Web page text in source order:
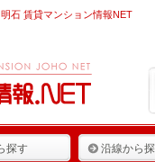
石 賃貸マンション情報NET
探す 沿線から